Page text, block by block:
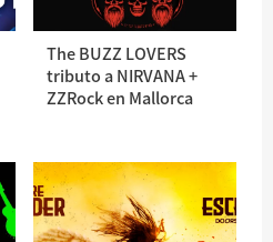
The BUZZ LOVERS
tributo a NIRVANA +
ZZRock en Mallorca